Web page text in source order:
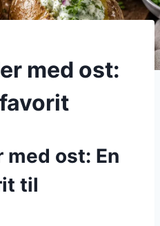
med ost:
ost: En
til